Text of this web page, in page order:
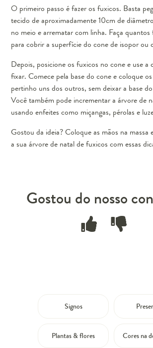
O primeiro passo é fazer os fuxicos. Basta
tecido de aproximadamente 10cm de
no meio e arrematar com linha. Faça quantos
para cobrir a superfície do cone de isopor ou
Depois, posicione os fuxicos no cone e use a
fixar. Comece pela base do cone e coloque
pertinho uns dos outros, sem deixar a base
Você também pode incrementar a árvore de
usando enfeites como miçangas, pérolas e
Gostou da ideia? Coloque as mãos na massa
a sua árvore de natal de fuxicos com essas
Gostou do nosso
Signos
Plantas & flores Cores na